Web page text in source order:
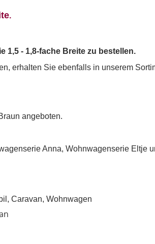
.
1,5 - 1,8-fache Breite zu bestellen.
erhalten Sie ebenfalls in unserem
angeboten.
Anna, Wohnwagenserie Eltje
Caravan, Wohnwagen